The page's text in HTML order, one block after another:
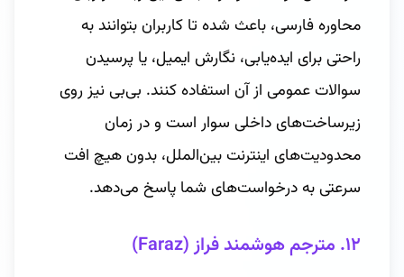
محاوره فارسی، باعث شده تا کاربران بتوانند به
راحتی برای ایده‌یابی، نگارش ایمیل، یا پرسیدن
سوالات عمومی از آن استفاده کنند. بی‌بی نیز روی
زیرساخت‌های داخلی سوار است و در زمان
محدودیت‌های اینترنت بین‌الملل، بدون هیچ افت
سرعتی به درخواست‌های شما پاسخ می‌دهد.
۱۲. مترجم هوشمند فراز (Faraz)